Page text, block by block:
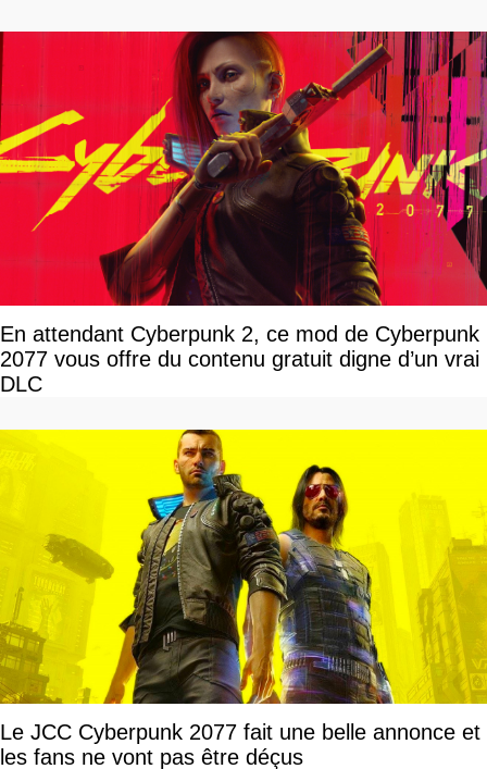
En attendant Cyberpunk 2, ce mod de Cyberpunk
2077 vous offre du contenu gratuit digne d’un vrai
DLC
Le JCC Cyberpunk 2077 fait une belle annonce et
les fans ne vont pas être déçus